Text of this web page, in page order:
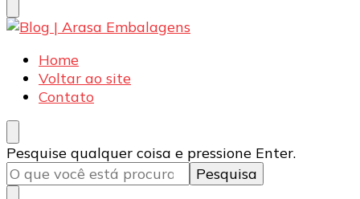
Blog | Arasa Embalagens
Confira conteúdos sobre embalagens para pizzas,
doces e salgados. Tudo para seu comércio com a
qualidade Arasa. Leia nossos conteúdos!
Home
Voltar ao site
Contato
Procurando
algo?
Pesquise qualquer coisa e pressione Enter.